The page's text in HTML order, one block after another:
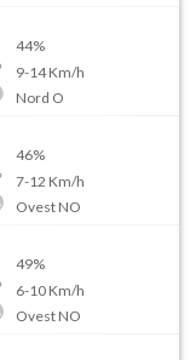
44%
9-14Km/h
Nord O
46%
7-12 Km/h
Ovest NO
49%
6-10Km/h
Ovest NO